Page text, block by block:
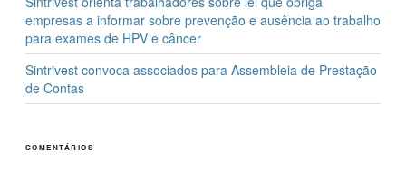
empresas a informar sobre prevenção e ausência ao trabalho
para exames de HPV e câncer
Sintrivest convoca associados para Assembleia de Prestação
de Contas
COMENTÁRIOS